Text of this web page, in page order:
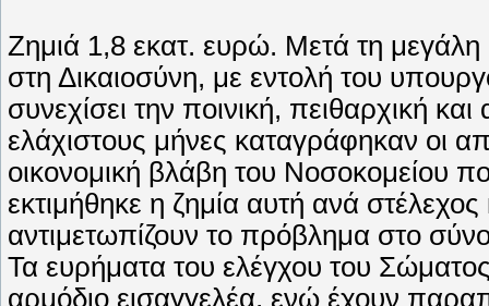
Ζημιά 1,8 εκατ. ευρώ. Μετά τη
στη Δικαιοσύνη, με εντολή του
συνεχίσει την ποινική, πειθαρχική
ελάχιστους μήνες καταγράφηκαν οι
οικονομική βλάβη του Νοσοκομείου
εκτιμήθηκε η ζημία αυτή ανά
αντιμετωπίζουν το πρόβλημα στο
Τα ευρήματα του ελέγχου του
αρμόδιο εισαγγελέα, ενώ έχουν